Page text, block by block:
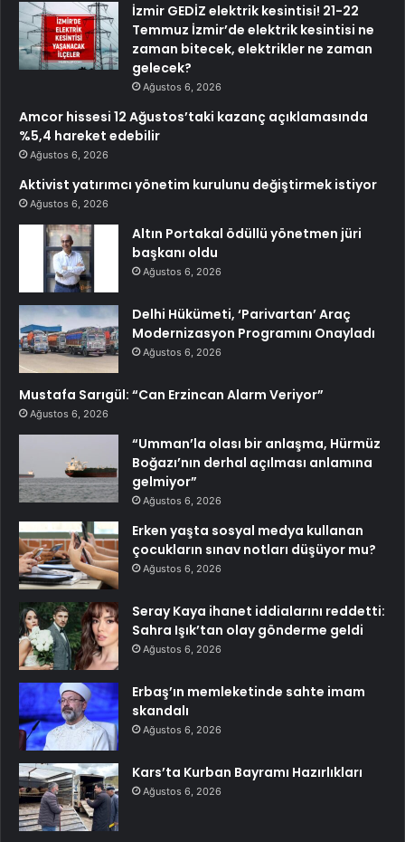
İzmir GEDİZ elektrik kesintisi! 21-22
Temmuz İzmir’de elektrik kesintisi ne
zaman bitecek, elektrikler ne zaman
gelecek?
Ağustos 6, 2026
Amcor hissesi 12 Ağustos’taki kazanç açıklamasında
%5,4 hareket edebilir
Ağustos 6, 2026
Aktivist yatırımcı yönetim kurulunu değiştirmek istiyor
Ağustos 6, 2026
Altın Portakal ödüllü yönetmen jüri
başkanı oldu
Ağustos 6, 2026
Delhi Hükümeti, ‘Parivartan’ Araç
Modernizasyon Programını Onayladı
Ağustos 6, 2026
Mustafa Sarıgül: “Can Erzincan Alarm Veriyor”
Ağustos 6, 2026
“Umman’la olası bir anlaşma, Hürmüz
Boğazı’nın derhal açılması anlamına
gelmiyor”
Ağustos 6, 2026
Erken yaşta sosyal medya kullanan
çocukların sınav notları düşüyor mu?
Ağustos 6, 2026
Seray Kaya ihanet iddialarını reddetti:
Sahra Işık’tan olay gönderme geldi
Ağustos 6, 2026
Erbaş’ın memleketinde sahte imam
skandalı
Ağustos 6, 2026
Kars’ta Kurban Bayramı Hazırlıkları
Ağustos 6, 2026